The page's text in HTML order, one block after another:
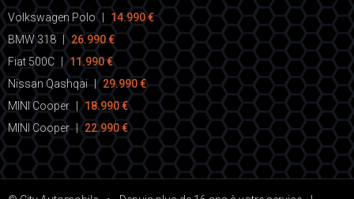
Volkswagen Polo |
14.990 €
BMW 318 | 26.990 €
Fiat 500C | 11.990 €
Nissan Qashqai | 29.990 €
MINI Cooper | 18.990 €
MINI Cooper | 22.990 €